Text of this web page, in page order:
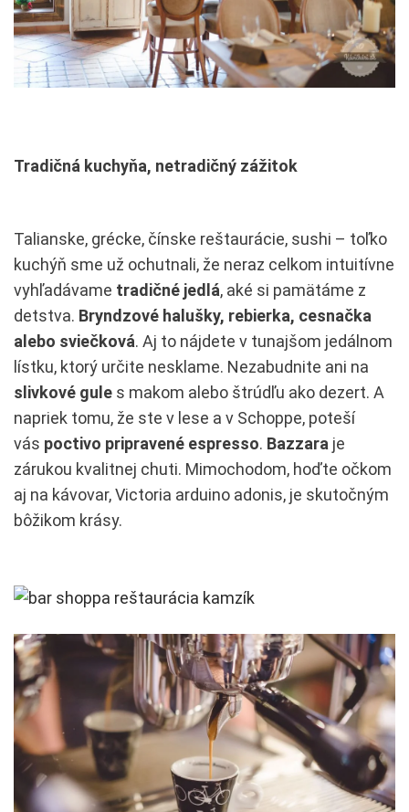
Tradičná kuchyňa, netradičný zážitok
Talianske, grécke, čínske reštaurácie, sushi – toľko
kuchýň sme už ochutnali, že neraz celkom intuitívne
vyhľadávame tradičné jedlá, aké si pamätáme z
detstva. Bryndzové halušky, rebierka, cesnačka
alebo sviečková. Aj to nájdete v tunajšom jedálnom
lístku, ktorý určite nesklame. Nezabudnite ani na
slivkové gule s makom alebo štrúdľu ako dezert. A
napriek tomu, že ste v lese a v Schoppe, poteší
vás poctivo pripravené espresso. Bazzara je
zárukou kvalitnej chuti. Mimochodom, hoďte očkom
aj na kávovar, Victoria arduino adonis, je skutočným
bôžikom krásy.